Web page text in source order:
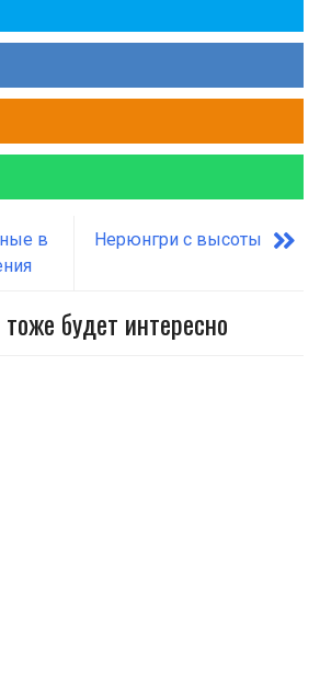
в
Нерюнгри с высоты
будет интересно